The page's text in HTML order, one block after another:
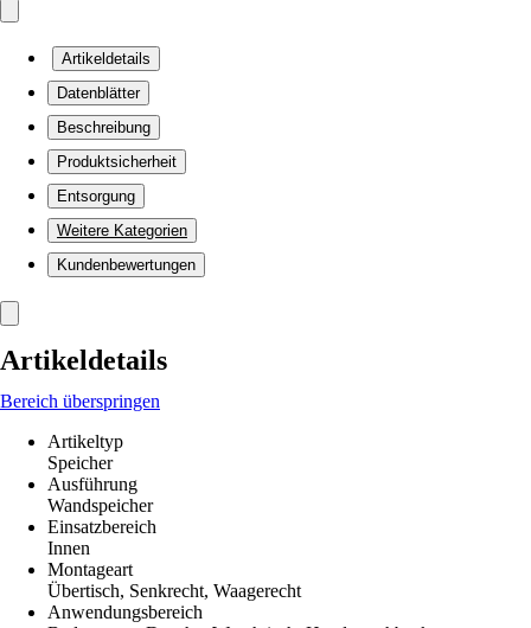
Artikeldetails
Datenblätter
Beschreibung
Produktsicherheit
Entsorgung
Weitere Kategorien
Kundenbewertungen
Artikeldetails
Bereich überspringen
Artikeltyp
Speicher
Ausführung
Wandspeicher
Einsatzbereich
Innen
Montageart
Übertisch, Senkrecht, Waagerecht
Anwendungsbereich